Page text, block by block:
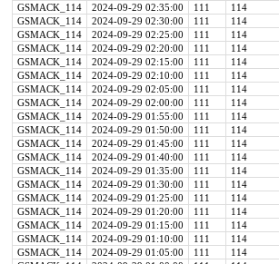
GSMACK_114
2024-09-29 02:35:00 111 114
GSMACK_114
2024-09-29 02:30:00 111 114
GSMACK_114
2024-09-29 02:25:00 111 114
GSMACK_114
2024-09-29 02:20:00 111 114
GSMACK_114
2024-09-29 02:15:00 111 114
GSMACK_114
2024-09-29 02:10:00 111 114
GSMACK_114
2024-09-29 02:05:00 111 114
GSMACK_114
2024-09-29 02:00:00 111 114
GSMACK_114
2024-09-29 01:55:00 111 114
GSMACK_114
2024-09-29 01:50:00 111 114
GSMACK_114
2024-09-29 01:45:00 111 114
GSMACK_114
2024-09-29 01:40:00 111 114
GSMACK_114
2024-09-29 01:35:00 111 114
GSMACK_114
2024-09-29 01:30:00 111 114
GSMACK_114
2024-09-29 01:25:00 111 114
GSMACK_114
2024-09-29 01:20:00 111 114
GSMACK_114
2024-09-29 01:15:00 111 114
GSMACK_114
2024-09-29 01:10:00 111 114
GSMACK_114
2024-09-29 01:05:00 111 114